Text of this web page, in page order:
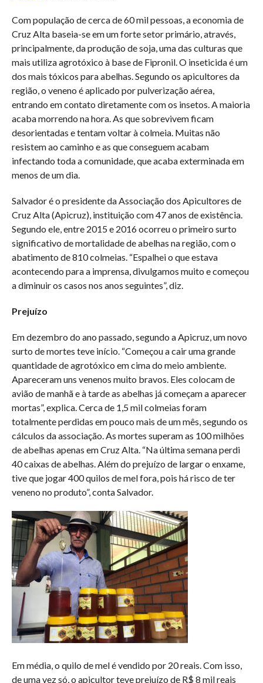
Com população de cerca de 60 mil pessoas, a economia de
Cruz Alta baseia-se em um forte setor primário, através,
principalmente, da produção de soja, uma das culturas que
mais utiliza agrotóxico à base de Fipronil. O inseticida é um
dos mais tóxicos para abelhas. Segundo os apicultores da
região, o veneno é aplicado por pulverização aérea,
entrando em contato diretamente com os insetos. A maioria
acaba morrendo na hora. As que sobrevivem ficam
desorientadas e tentam voltar à colmeia. Muitas não
resistem ao caminho e as que conseguem acabam
infectando toda a comunidade, que acaba exterminada em
menos de um dia.
Salvador é o presidente da Associação dos Apicultores de
Cruz Alta (Apicruz), instituição com 47 anos de existência.
Segundo ele, entre 2015 e 2016 ocorreu o primeiro surto
significativo de mortalidade de abelhas na região, com o
abatimento de 810 colmeias. “Espalhei o que estava
acontecendo para a imprensa, divulgamos muito e começou
a diminuir os casos nos anos seguintes”, diz.
Prejuízo
Em dezembro do ano passado, segundo a Apicruz, um novo
surto de mortes teve início. “Começou a cair uma grande
quantidade de agrotóxico em cima do meio ambiente.
Apareceram uns venenos muito bravos. Eles colocam de
avião de manhã e à tarde as abelhas já começam a aparecer
mortas”, explica. Cerca de 1,5 mil colmeias foram
totalmente perdidas em pouco mais de um mês, segundo os
cálculos da associação. As mortes superam as 100 milhões
de abelhas apenas em Cruz Alta. “Na última semana perdi
40 caixas de abelhas. Além do prejuízo de largar o enxame,
tive que jogar 400 quilos de mel fora, pois há risco de ter
veneno no produto”, conta Salvador.
Em média, o quilo de mel é vendido por 20 reais. Com isso,
de uma vez só, o apicultor teve prejuízo de R$ 8 mil reais